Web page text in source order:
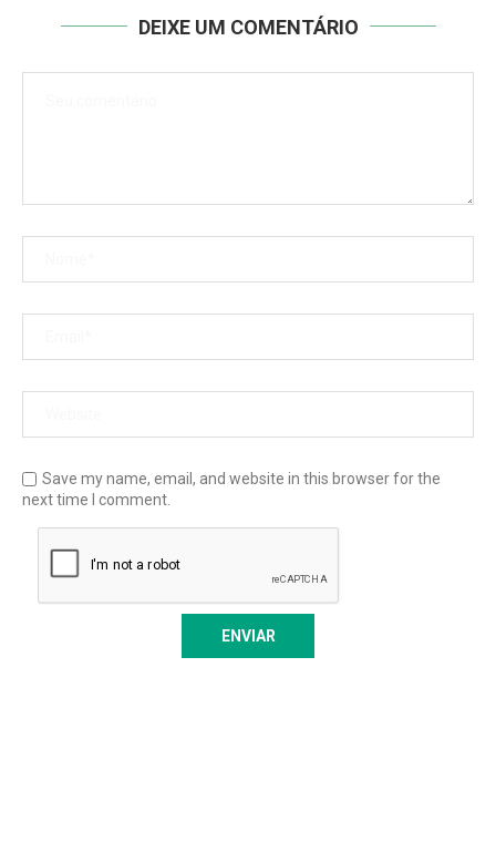
DEIXE UM COMENTÁRIO
Save my name, email, and website in this browser for the
next time I comment.